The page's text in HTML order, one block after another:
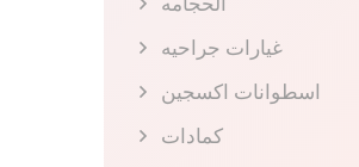
غيارات جراحيه
اسطوانات اكسجين
كمادات